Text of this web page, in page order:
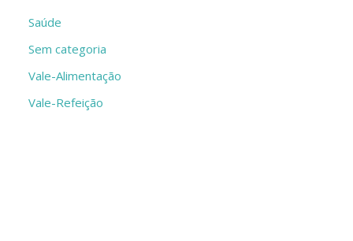
Saúde
Sem categoria
Vale-Alimentação
Vale-Refeição